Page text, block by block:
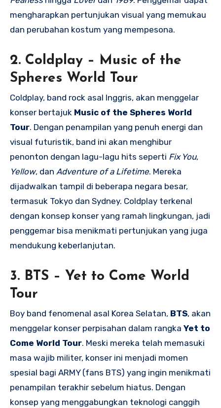
mengharapkan pertunjukan visual yang memukau
dan perubahan kostum yang mempesona.
2. Coldplay – Music of the
Spheres World Tour
Coldplay, band rock asal Inggris, akan menggelar
konser bertajuk Music of the Spheres World
Tour. Dengan penampilan yang penuh energi dan
visual futuristik, band ini akan menghibur
penonton dengan lagu-lagu hits seperti Fix You,
Yellow, dan Adventure of a Lifetime. Mereka
dijadwalkan tampil di beberapa negara besar,
termasuk Tokyo dan Sydney. Coldplay terkenal
dengan konsep konser yang ramah lingkungan, jadi
penggemar bisa menikmati pertunjukan yang juga
mendukung keberlanjutan.
3. BTS – Yet to Come World
Tour
Boy band fenomenal asal Korea Selatan, BTS, akan
menggelar konser perpisahan dalam rangka Yet to
Come World Tour. Meski mereka telah memasuki
masa wajib militer, konser ini menjadi momen
spesial bagi ARMY (fans BTS) yang ingin menikmati
penampilan terakhir sebelum hiatus. Dengan
konsep yang menggabungkan teknologi canggih